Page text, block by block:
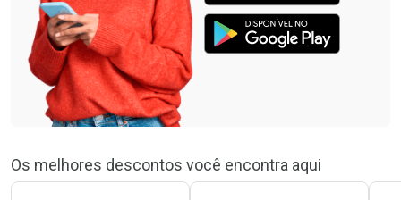
Os melhores descontos você encontra aqui